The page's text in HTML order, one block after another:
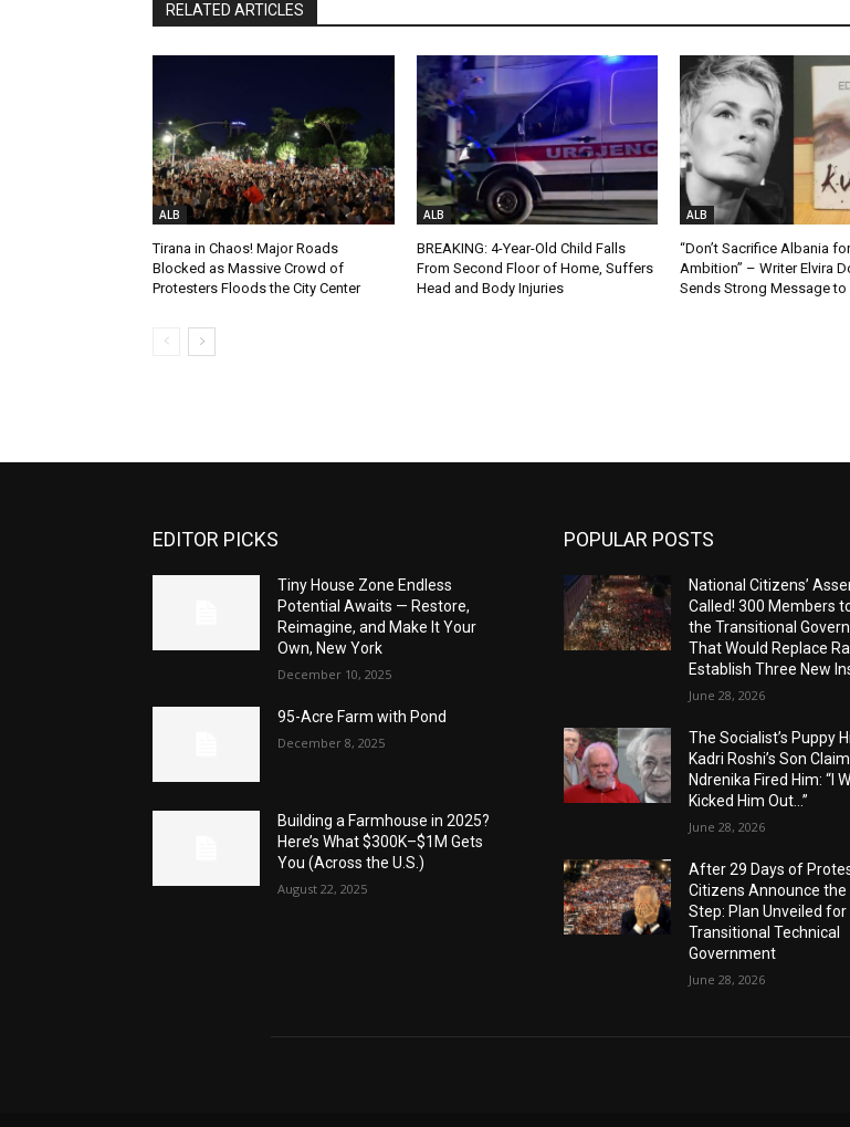
RELATED ARTICLES
ALB
Tirana in Chaos! Major Roads
Blocked as Massive Crowd of
Protesters Floods the City Center
ALB
BREAKING: 4-Year-Old Child Falls
From Second Floor of Home, Suffers
Head and Body Injuries
ALB
“Don’t Sacrifice Albania
Ambition” – Writer Elvira
Sends Strong Message to
EDITOR PICKS
Tiny House Zone Endless
Potential Awaits — Restore,
Reimagine, and Make It Your
Own, New York
December 10, 2025
95-Acre Farm with Pond
December 8, 2025
Building a Farmhouse in 2025?
Here’s What $300K–$1M Gets
You (Across the U.S.)
August 22, 2025
POPULAR POSTS
National Citizens’
Called! 300 Members
the Transitional
That Would Replace
Establish Three New
June 28, 2026
The Socialist’s Puppy
Kadri Roshi’s Son
Ndrenika Fired Him: “I
Kicked Him Out…”
June 28, 2026
After 29 Days of
Citizens Announce the
Step: Plan Unveiled for
Transitional Technical
Government
June 28, 2026